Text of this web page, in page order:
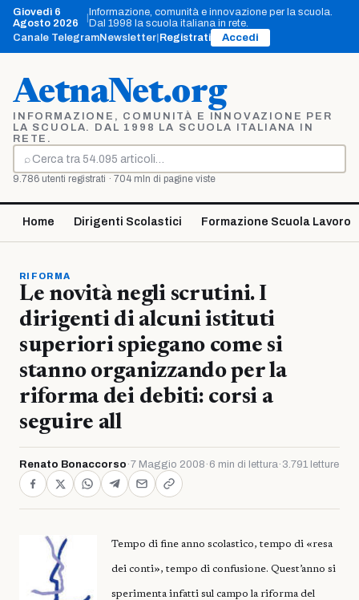
Vai
contenuto
Giovedì 6
Agosto 2026
Informazione, comunità e innovazione per la scuola.
Dal 1998 la scuola italiana in rete.
Canale TelegramNewsletter Registrati Accedi
AetnaNet.org
INFORMAZIONE, COMUNITÀ E INNOVAZIONE PER
LA SCUOLA. DAL 1998 LA SCUOLA ITALIANA IN
RETE.
⌕
Cerca
9.786 utenti registrati · 704 mln di pagine viste
Home Dirigenti Scolastici Formazione Scuola Lavoro
RIFORMA
Le novità negli scrutini. I
dirigenti di alcuni istituti
superiori spiegano come si
stanno organizzando per la
riforma dei debiti: corsi a
seguire all
Renato Bonaccorso ·7 Maggio 2008 · 6 min di lettura· 3.791 letture
Tempo di fine anno scolastico, tempo di «resa
dei conti», tempo di confusione. Quest’anno si
sperimenta infatti sul campo la riforma del